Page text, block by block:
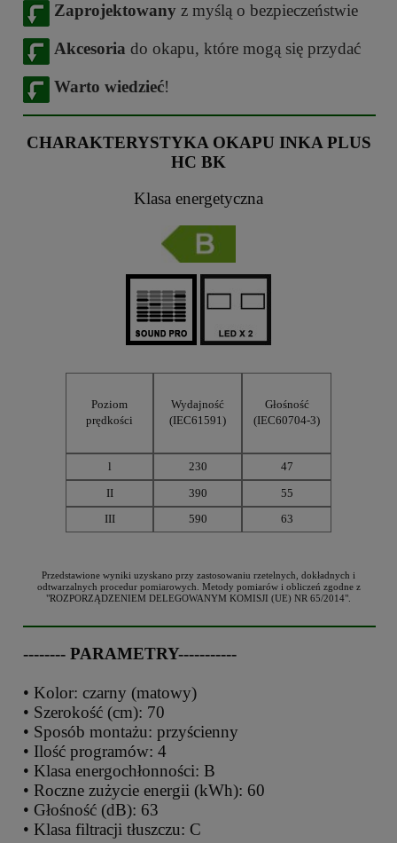
Zaprojektowany z myślą o bezpieczeństwie
Akcesoria do okapu, które mogą się przydać
Warto wiedzieć!
CHARAKTERYSTYKA OKAPU INKA PLUS
HC BK
Klasa energetyczna
Poziom
prędkości
Wydajność
(IEC61591)
Głośność
(IEC60704-3)
l 230
47
II
390
55
III
590 63
Przedstawione wyniki uzyskano przy zastosowaniu rzetelnych, dokładnych i
odtwarzalnych procedur pomiarowych. Metody pomiarów i obliczeń zgodne z
"ROZPORZĄDZENIEM DELEGOWANYM KOMISJI (UE) NR 65/2014".
-------- PARAMETRY-----------
• Kolor: czarny (matowy)
• Szerokość (cm): 70
• Sposób montażu: przyścienny
• Ilość programów: 4
• Klasa energochłonności: B
• Roczne zużycie energii (kWh): 60
• Głośność (dB): 63
• Klasa filtracji tłuszczu: C